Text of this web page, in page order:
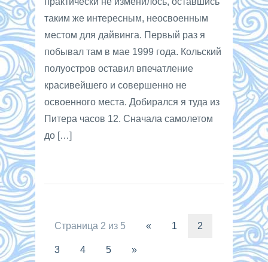
таким же интересным, неосвоенным
местом для дайвинга. Первый раз я
побывал там в мае 1999 года. Кольский
полуостров оставил впечатление
красивейшего и совершенно не
освоенного места. Добирался я туда из
Питера часов 12. Сначала самолетом
до […]
Страница 2 из 5 « 1 2
3 4 5 »